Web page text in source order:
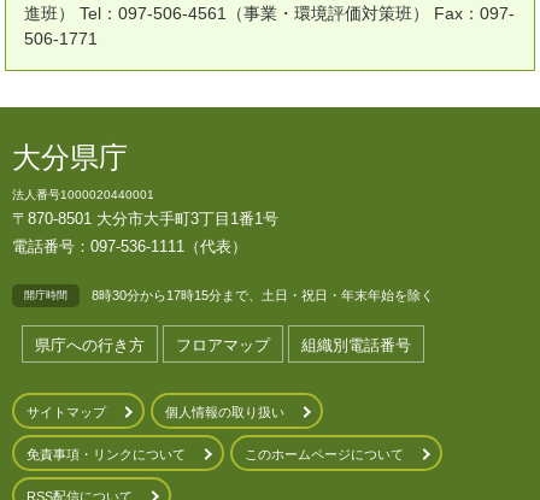
進班） Tel：097-506-4561（事業・環境評価対策班） Fax：097-
506-1771
大分県庁
法人番号1000020440001
〒870-8501 大分市大手町3丁目1番1号
電話番号：097-536-1111（代表）
開庁時間 8時30分から17時15分まで、土日・祝日・年末年始を除く
県庁への行き方 フロアマップ 組織別電話番号
サイトマップ 個人情報の取り扱い
免責事項・リンクについて このホームページについて
RSS配信について